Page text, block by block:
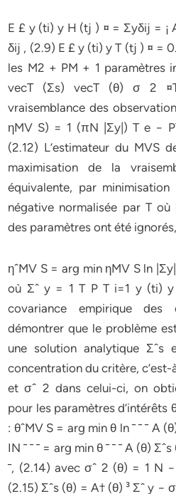
E £ y (ti) y H (tj ) ¤ = Σyδij = ¡
δij , (2.9) E £ y (ti) y T (tj ) ¤ =
les M2 + PM + 1 paramètres
vecT (Σs) vecT (θ) σ 2
vraisemblance des
ηMV S) = 1 (πN |Σy|) T e −
(2.12) L’estimateur du MVS
maximisation de la
équivalente, par
négative normalisée par T où
des paramètres ont été
ηˆMV S = arg min ηMV S ln
où Σˆ y = 1 T P T i=1 y (ti)
covariance empirique des
démontrer que le problème
une solution analytique
concentration du critère,
et σˆ 2 dans celui-ci, on
pour les paramètres
: θˆMV S = arg min θ ln ¯ ¯ ¯ A
IN ¯ ¯ ¯ = arg min θ ¯ ¯ ¯ A (θ)
¯, (2.14) avec σˆ 2 (θ) = 1 N
(2.15) Σˆs (θ) = A† (θ) ³ Σˆ y −